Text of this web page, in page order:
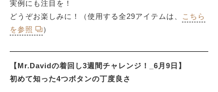
実例にも注目を！
どうぞお楽しみに！（使用する全29アイテムは、
こちら
を参照
）
【Mr.Davidの着回し3週間チャレンジ！_6月9日】
初めて知った4つボタンの丁度良さ